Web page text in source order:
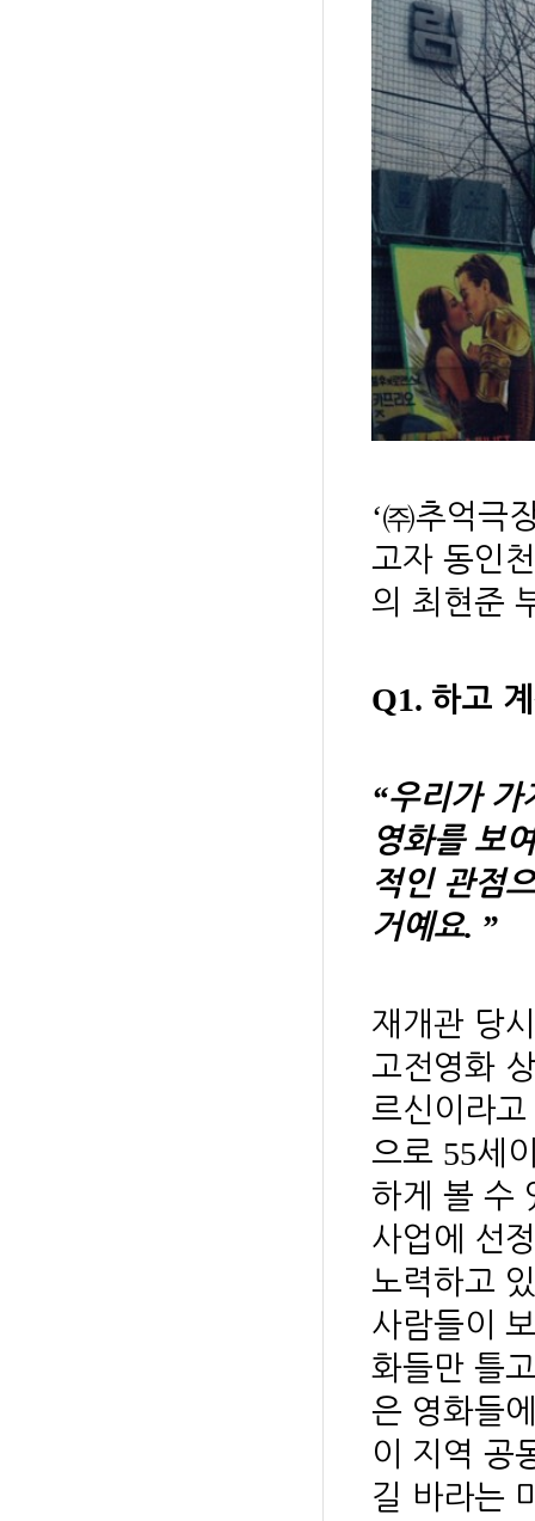
‘㈜추억극
고자 동인
의 최현준
Q1. 하고
“우리가 가
영화를 보
적인 관점
거예요. ”
재개관 당
고전영화
르신이라
으로 55세
하게 볼 수
사업에 선
노력하고
사람들이
화들만 틀
은 영화들
이 지역 공
길 바라는